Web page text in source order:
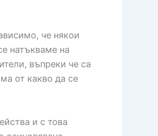
че някои
натъкваме на
въпреки че са
от какво да се
и с това